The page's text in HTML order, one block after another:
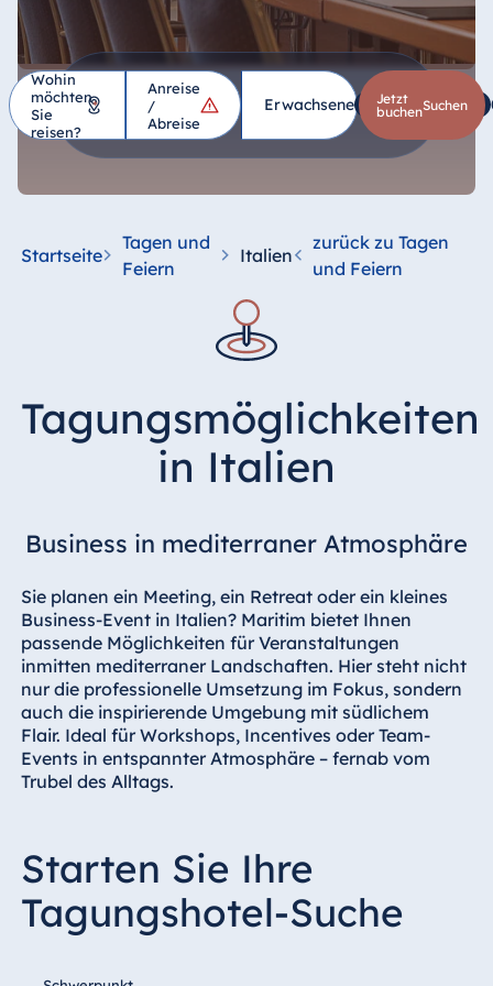
Wohin
möchten
Sie
reisen?
*
Hotel
Homburg
Hotel Bad
Berlin
Hotel Bonn
Hotel Dresden
Hotel Frankfurt
Hotel am
Schlossgarten
Fulda
Airport Hotel
Hannover
Hotel Ingolstadt
Hotel Köln
Hotel
Königswinter
Anreise
/
Abreise
Erwachsene 1 Kinder
Jetzt
buchen suchen
Startseite
Tagen und
Feiern
Italien
zurück zu Tagen
und Feiern
Tagungsmöglichkeiten
in Italien
Business in mediterraner Atmosphäre
Sie planen ein Meeting, ein Retreat oder ein kleines
Business-Event in Italien? Maritim bietet Ihnen
passende Möglichkeiten für Veranstaltungen
inmitten mediterraner Landschaften. Hier steht nicht
nur die professionelle Umsetzung im Fokus, sondern
auch die inspirierende Umgebung mit südlichem
Flair. Ideal für Workshops, Incentives oder Team-
Events in entspannter Atmosphäre – fernab vom
Trubel des Alltags.
Starten Sie Ihre
Tagungshotel-Suche